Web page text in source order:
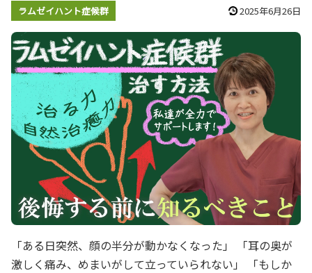
ラムゼイハント症候群 2025年6月26日
「ある日突然、顔の半分が動かなくなった」 「耳の奥が
激しく痛み、めまいがして立っていられない」 「もしか